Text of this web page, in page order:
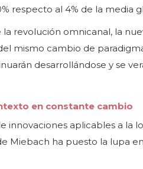
respecto al 4% de la media
la revolución omnicanal, la
mismo cambio de
desarrollándose y se
en constante cambio
innovaciones aplicables a la
Miebach ha puesto la lupa